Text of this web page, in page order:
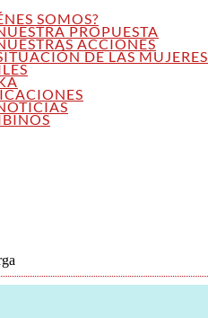
SOMOS?
PROPUESTA
ACCIONES
DE LAS